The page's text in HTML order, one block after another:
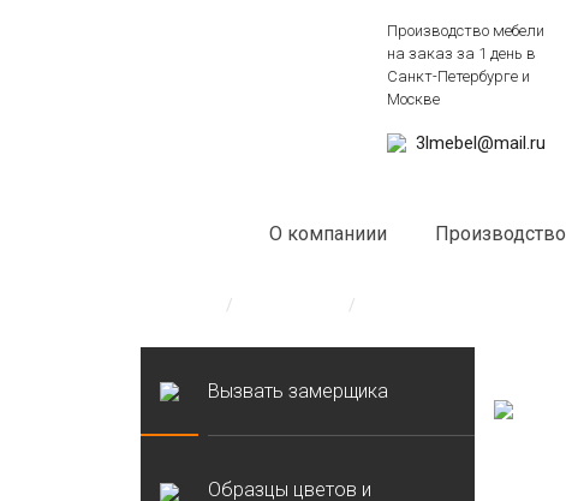
Производство мебели
на заказ за 1 день в
Санкт-Петербурге и
Москве
3lmebel@mail.ru
О компаниии Производство
/ /
Вызвать замерщика
Образцы цветов и